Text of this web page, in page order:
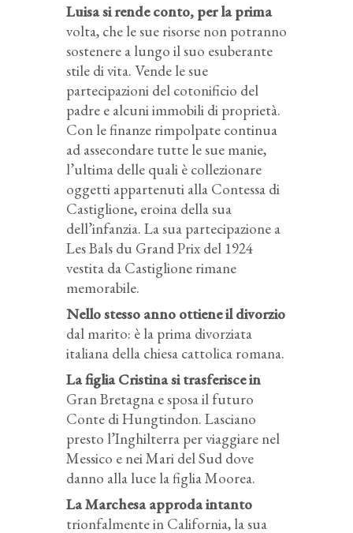
Luisa si rende conto, per la prima
volta, che le sue risorse non potranno
sostenere a lungo il suo esuberante
stile di vita. Vende le sue
partecipazioni del cotonificio del
padre e alcuni immobili di proprietà.
Con le finanze rimpolpate continua
ad assecondare tutte le sue manie,
l’ultima delle quali è collezionare
oggetti appartenuti alla Contessa di
Castiglione, eroina della sua
dell’infanzia. La sua partecipazione a
Les Bals du Grand Prix del 1924
vestita da Castiglione rimane
memorabile.
Nello stesso anno ottiene il divorzio
dal marito: è la prima divorziata
italiana della chiesa cattolica romana.
La figlia Cristina si trasferisce in
Gran Bretagna e sposa il futuro
Conte di Hungtindon. Lasciano
presto l’Inghilterra per viaggiare nel
Messico e nei Mari del Sud dove
danno alla luce la figlia Moorea.
La Marchesa approda intanto
trionfalmente in California, la sua